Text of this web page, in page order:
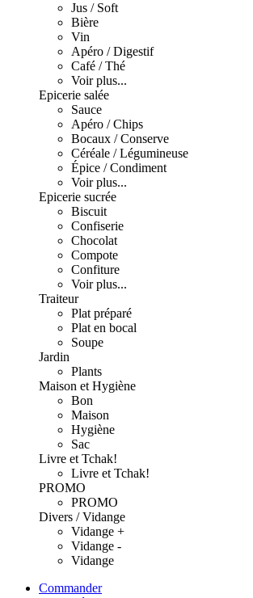
Jus / Soft
Bière
Vin
Apéro / Digestif
Café / Thé
Voir plus...
Epicerie salée
Sauce
Apéro / Chips
Bocaux / Conserve
Céréale / Légumineuse
Épice / Condiment
Voir plus...
Epicerie sucrée
Biscuit
Confiserie
Chocolat
Compote
Confiture
Voir plus...
Traiteur
Plat préparé
Plat en bocal
Soupe
Jardin
Plants
Maison et Hygiène
Bon
Maison
Hygiène
Sac
Livre et Tchak!
Livre et Tchak!
PROMO
PROMO
Divers / Vidange
Vidange +
Vidange -
Vidange
Commander